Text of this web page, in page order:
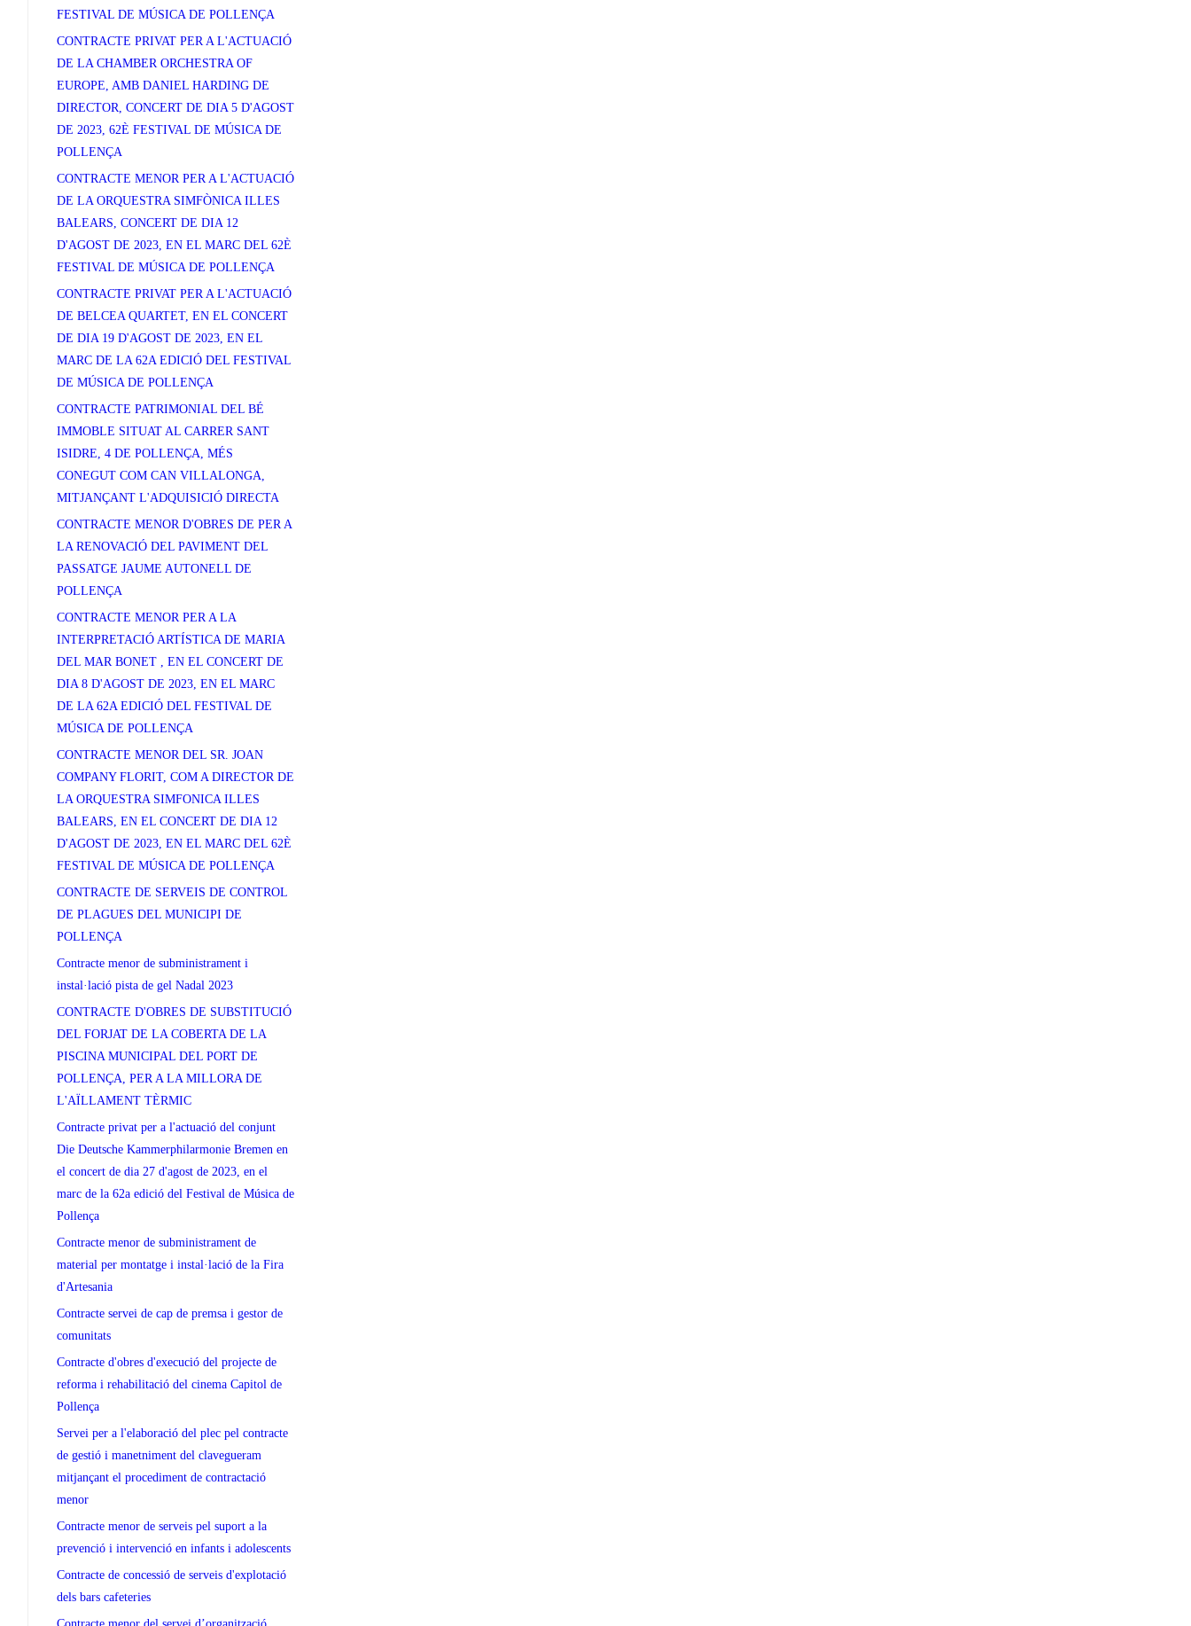
FESTIVAL DE MÚSICA DE POLLENÇA
CONTRACTE PRIVAT PER A L'ACTUACIÓ
DE LA CHAMBER ORCHESTRA OF
EUROPE, AMB DANIEL HARDING DE
DIRECTOR, CONCERT DE DIA 5 D'AGOST
DE 2023, 62È FESTIVAL DE MÚSICA DE
POLLENÇA
CONTRACTE MENOR PER A L'ACTUACIÓ
DE LA ORQUESTRA SIMFÒNICA ILLES
BALEARS, CONCERT DE DIA 12
D'AGOST DE 2023, EN EL MARC DEL 62È
FESTIVAL DE MÚSICA DE POLLENÇA
CONTRACTE PRIVAT PER A L'ACTUACIÓ
DE BELCEA QUARTET, EN EL CONCERT
DE DIA 19 D'AGOST DE 2023, EN EL
MARC DE LA 62A EDICIÓ DEL FESTIVAL
DE MÚSICA DE POLLENÇA
CONTRACTE PATRIMONIAL DEL BÉ
IMMOBLE SITUAT AL CARRER SANT
ISIDRE, 4 DE POLLENÇA, MÉS
CONEGUT COM CAN VILLALONGA,
MITJANÇANT L'ADQUISICIÓ DIRECTA
CONTRACTE MENOR D'OBRES DE PER A
LA RENOVACIÓ DEL PAVIMENT DEL
PASSATGE JAUME AUTONELL DE
POLLENÇA
CONTRACTE MENOR PER A LA
INTERPRETACIÓ ARTÍSTICA DE MARIA
DEL MAR BONET , EN EL CONCERT DE
DIA 8 D'AGOST DE 2023, EN EL MARC
DE LA 62A EDICIÓ DEL FESTIVAL DE
MÚSICA DE POLLENÇA
CONTRACTE MENOR DEL SR. JOAN
COMPANY FLORIT, COM A DIRECTOR DE
LA ORQUESTRA SIMFONICA ILLES
BALEARS, EN EL CONCERT DE DIA 12
D'AGOST DE 2023, EN EL MARC DEL 62È
FESTIVAL DE MÚSICA DE POLLENÇA
CONTRACTE DE SERVEIS DE CONTROL
DE PLAGUES DEL MUNICIPI DE
POLLENÇA
Contracte menor de subministrament i
instal·lació pista de gel Nadal 2023
CONTRACTE D'OBRES DE SUBSTITUCIÓ
DEL FORJAT DE LA COBERTA DE LA
PISCINA MUNICIPAL DEL PORT DE
POLLENÇA, PER A LA MILLORA DE
L'AÏLLAMENT TÈRMIC
Contracte privat per a l'actuació del conjunt
Die Deutsche Kammerphilarmonie Bremen en
el concert de dia 27 d'agost de 2023, en el
marc de la 62a edició del Festival de Música de
Pollença
Contracte menor de subministrament de
material per montatge i instal·lació de la Fira
d'Artesania
Contracte servei de cap de premsa i gestor de
comunitats
Contracte d'obres d'execució del projecte de
reforma i rehabilitació del cinema Capitol de
Pollença
Servei per a l'elaboració del plec pel contracte
de gestió i manetniment del clavegueram
mitjançant el procediment de contractació
menor
Contracte menor de serveis pel suport a la
prevenció i intervenció en infants i adolescents
Contracte de concessió de serveis d'explotació
dels bars cafeteries